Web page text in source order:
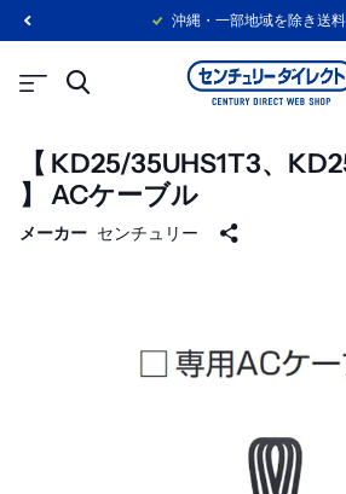
沖縄・一部地域を除き送料
【 KD25/35UHS1T3、
】 ACケーブル
メーカー センチュリー